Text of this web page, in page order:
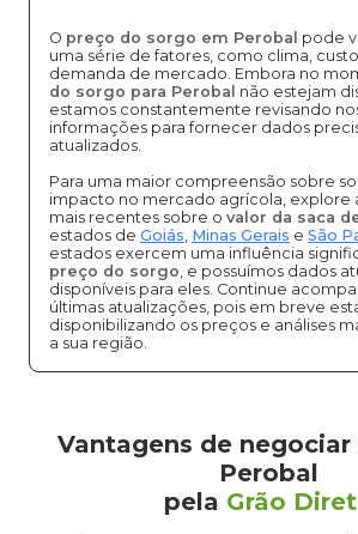
O preço do sorgo em Perobal pode
uma série de fatores, como clima,
demanda de mercado. Embora no
do sorgo para Perobal não estejam
estamos constantemente revisando
informações para fornecer dados
atualizados.
Para uma maior compreensão sobre
impacto no mercado agrícola, explore
mais recentes sobre o valor da saca
estados de Goiás, Minas Gerais e São
estados exercem uma influência
preço do sorgo, e possuímos dados
disponíveis para eles. Continue
últimas atualizações, pois em breve
disponibilizando os preços e análises
a sua região.
Vantagens de
Perobal
pela Grão